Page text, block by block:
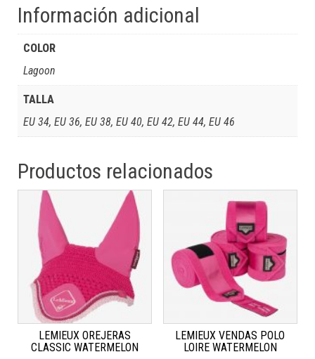
Información adicional
COLOR
Lagoon
TALLA
EU 34, EU 36, EU 38, EU 40, EU 42, EU 44, EU 46
Productos relacionados
LEMIEUX OREJERAS
CLASSIC WATERMELON
LEMIEUX VENDAS POLO
LOIRE WATERMELON